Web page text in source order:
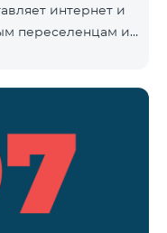
интернет и
переселенцам из
и
телефонных
обслуживаться по